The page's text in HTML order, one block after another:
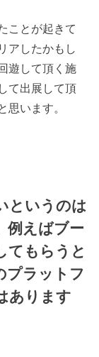
ことが起きて
アしたかもし
遊して頂く施
て出展して頂
思います。
というのは
例えばブー
てもらうと
プラットフ
あります